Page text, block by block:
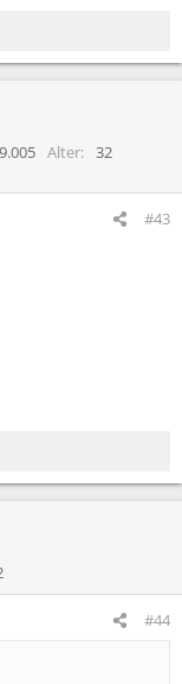
9.005 Alter
32
#43
#44